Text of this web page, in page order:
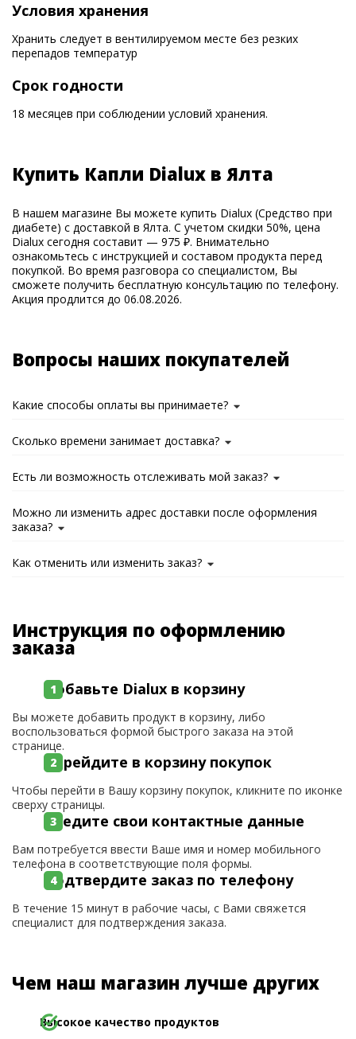
Условия хранения
Хранить следует в вентилируемом месте без резких
перепадов температур
Срок годности
18 месяцев при соблюдении условий хранения.
Купить Капли Dialux в Ялта
В нашем магазине Вы можете купить Dialux (Средство при
диабете) с доставкой в Ялта. С учетом скидки 50%, цена
Dialux сегодня составит — 975 ₽. Внимательно
ознакомьтесь с инструкцией и составом продукта перед
покупкой. Во время разговора со специалистом, Вы
сможете получить бесплатную консультацию по телефону.
Акция продлится до 06.08.2026.
Вопросы наших покупателей
Какие способы оплаты вы принимаете?
Сколько времени занимает доставка?
Есть ли возможность отслеживать мой заказ?
Можно ли изменить адрес доставки после оформления
заказа?
Как отменить или изменить заказ?
Инструкция по оформлению
заказа
Добавьте Dialux в корзину
Вы можете добавить продукт в корзину, либо
воспользоваться формой быстрого заказа на этой
странице.
Перейдите в корзину покупок
Чтобы перейти в Вашу корзину покупок, кликните по иконке
сверху страницы.
Введите свои контактные данные
Вам потребуется ввести Ваше имя и номер мобильного
телефона в соответствующие поля формы.
Подтвердите заказ по телефону
В течение 15 минут в рабочие часы, с Вами свяжется
специалист для подтверждения заказа.
Чем наш магазин лучше других
Высокое качество продуктов